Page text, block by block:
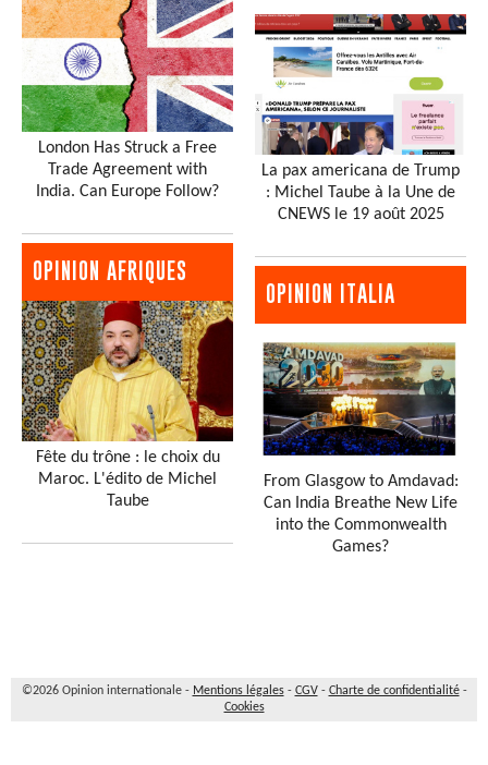
London Has Struck a Free
Trade Agreement with
India. Can Europe Follow?
OPINION AFRIQUES
Fête du trône : le choix du
Maroc. L'édito de Michel
Taube
La pax americana de Trump
: Michel Taube à la Une de
CNEWS le 19 août 2025
OPINION ITALIA
From Glasgow to Amdavad:
Can India Breathe New Life
into the Commonwealth
Games?
©2026 Opinion internationale - Mentions légales- CGV- Charte de confidentialité-
Cookies